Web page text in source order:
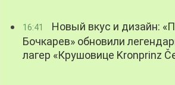
16:41
Новый вкус и дизайн:
Бочкарев» обновили
лагер «Крушовице Kronprinz